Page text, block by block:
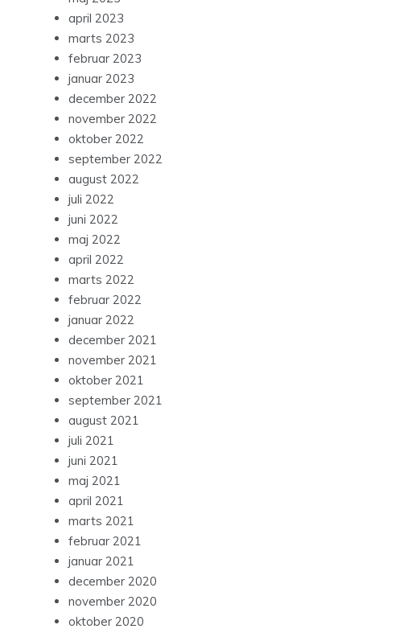
april 2023
marts 2023
februar 2023
januar 2023
december 2022
november 2022
oktober 2022
september 2022
august 2022
juli 2022
juni 2022
maj 2022
april 2022
marts 2022
februar 2022
januar 2022
december 2021
november 2021
oktober 2021
september 2021
august 2021
juli 2021
juni 2021
maj 2021
april 2021
marts 2021
februar 2021
januar 2021
december 2020
november 2020
oktober 2020